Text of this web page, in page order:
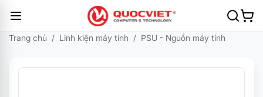
Trang chủ / Linh kiện máy tính / PSU - Nguồn máy tính